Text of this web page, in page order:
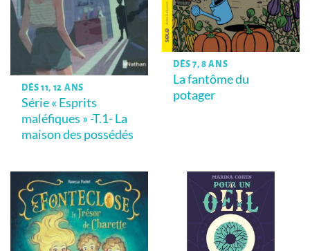
DÈS 11, 12 ANS
Série « Esprits
maléfiques » -T.1- La
maison des possédés
DÈS 7, 8 ANS
La fantôme du
potager